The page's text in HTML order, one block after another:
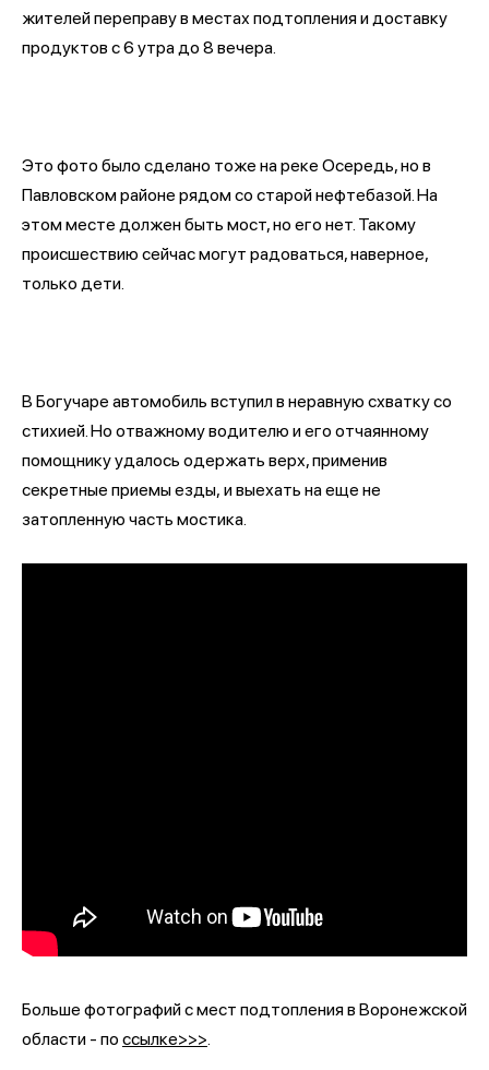
жителей переправу в местах подтопления и доставку
продуктов с 6 утра до 8 вечера.
Это фото было сделано тоже на реке Осередь, но в
Павловском районе рядом со старой нефтебазой. На
этом месте должен быть мост, но его нет. Такому
происшествию сейчас могут радоваться, наверное,
только дети.
В Богучаре автомобиль вступил в неравную схватку со
стихией. Но отважному водителю и его отчаянному
помощнику удалось одержать верх, применив
секретные приемы езды, и выехать на еще не
затопленную часть мостика.
Больше фотографий с мест подтопления в Воронежской
области - по ссылке>>>